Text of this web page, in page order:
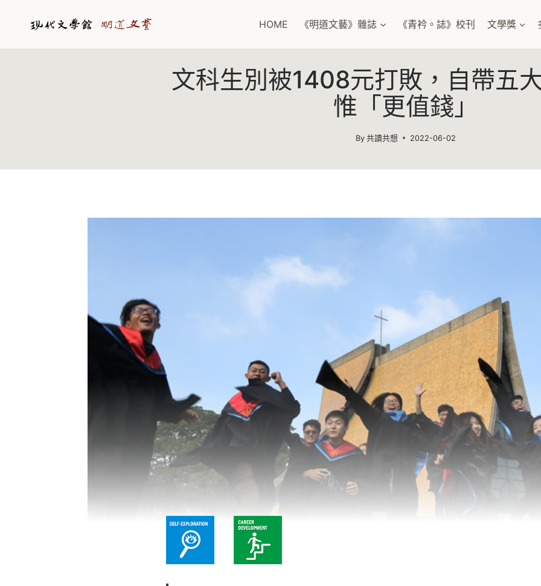
HOME 《明道文藝》雜誌 《青衿。誌》校刊 文學獎
文科生別被1408元打敗，自帶五
惟「更值錢」
By 共讀共想 2022-06-02